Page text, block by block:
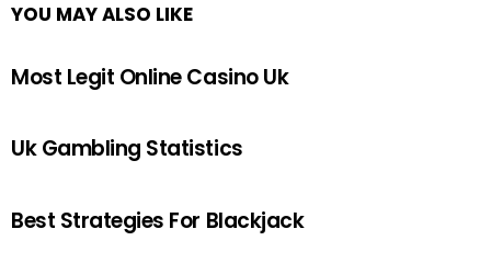
YOU MAY ALSO LIKE
Most Legit Online Casino Uk
Uk Gambling Statistics
Best Strategies For Blackjack